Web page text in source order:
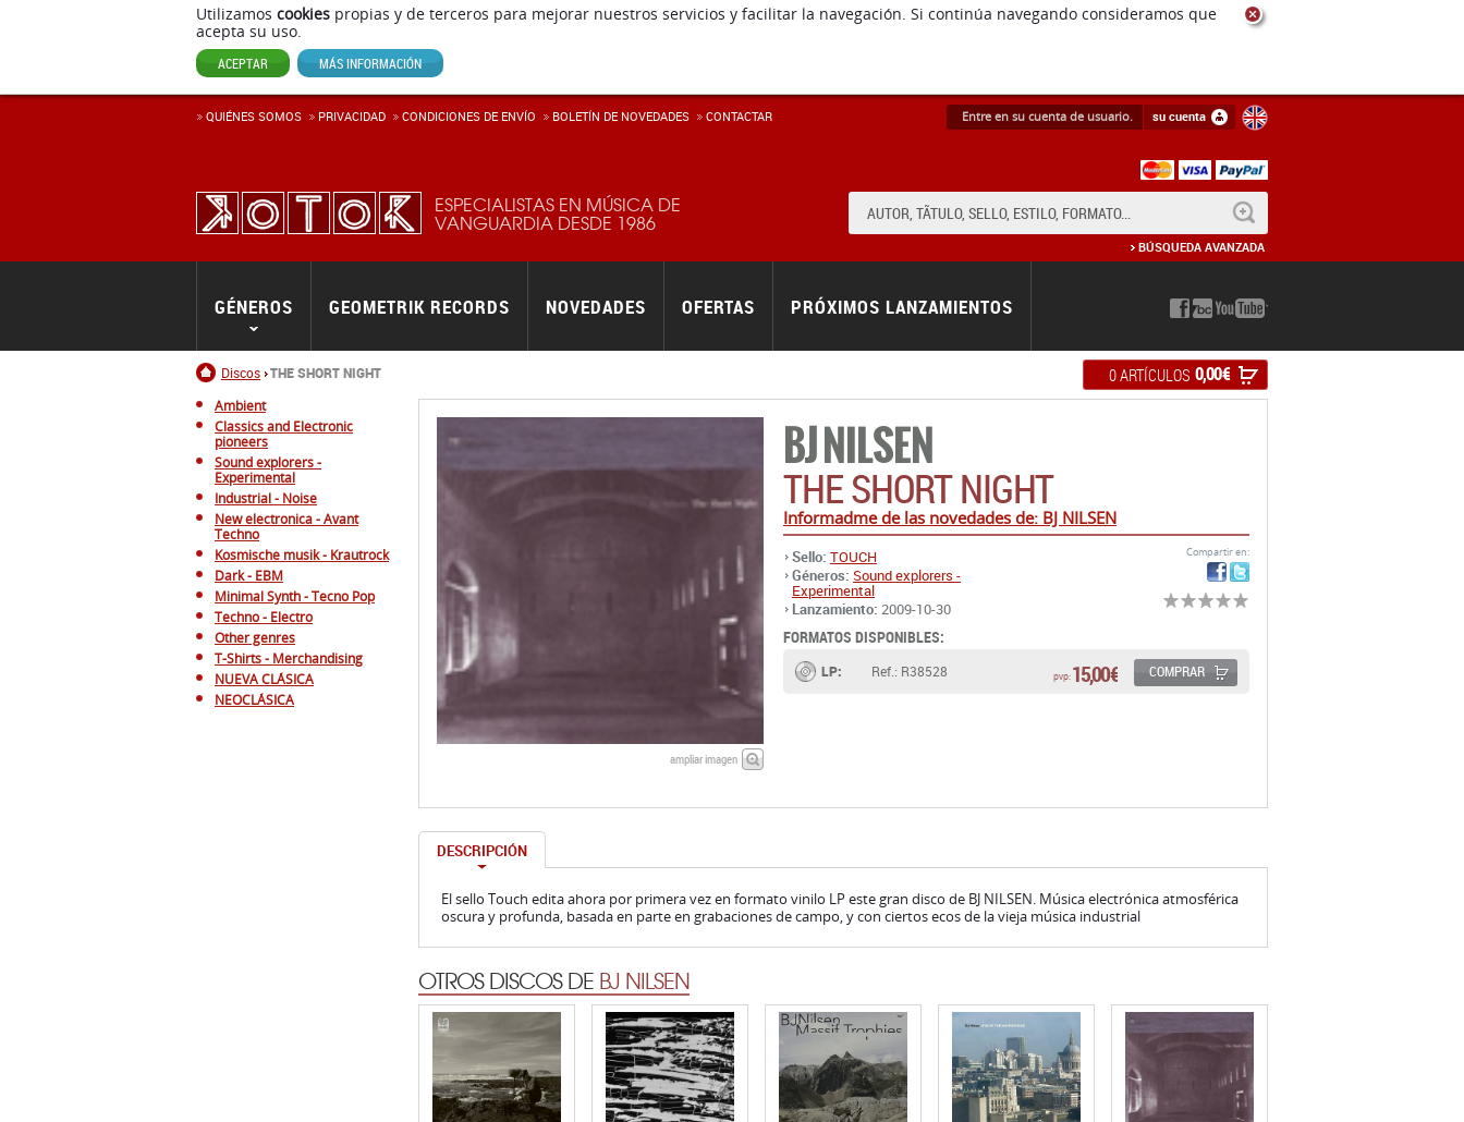
Utilizamos cookies propias y de terceros para mejorar nuestros servicios y facilitar la navegación. Si continúa navegando consideramos que
acepta su uso.
ACEPTAR MÁS INFORMACIÓN
ESPECIALISTAS EN MÚSICA DE
VANGUARDIA DESDE 1986
Inicio
Discos THE SHORT NIGHT
Entre en su cuenta de usuario. su cuenta
BÚSQUEDA AVANZADA
0 ARTÍCULOS 0,00 €
GÉNEROS GEOMETRIK RECORDS NOVEDADES OFERTAS PRÓXIMOS LANZAMIENTOS
QUIÉNES SOMOS PRIVACIDAD CONDICIONES DE ENVÍ­O BOLETÍN DE NOVEDADES CONTACTAR
Ambient
Classics and Electronic
pioneers
Sound explorers -
Experimental
Industrial - Noise
New electronica - Avant
Techno
Kosmische musik - Krautrock
Dark - EBM
Minimal Synth - Tecno Pop
Techno - Electro
Other genres
T-Shirts - Merchandising
NUEVA CLÁSICA
NEOCLÁSICA
BJ NILSEN
THE SHORT NIGHT
Informadme de las novedades de: BJ NILSEN
ampliar imagen
Sello: TOUCH
Géneros: Sound explorers -
Experimental
Lanzamiento: 2009-10-30
Compartir en:
FORMATOS DISPONIBLES:
LP: Ref.: R38528 pvp:15,00 € COMPRAR
DESCRIPCIÓN
El sello Touch edita ahora por primera vez en formato vinilo LP este gran disco de BJ NILSEN. Música electrónica atmosférica
oscura y profunda, basada en parte en grabaciones de campo, y con ciertos ecos de la vieja música industrial
OTROS DISCOS DE BJ NILSEN